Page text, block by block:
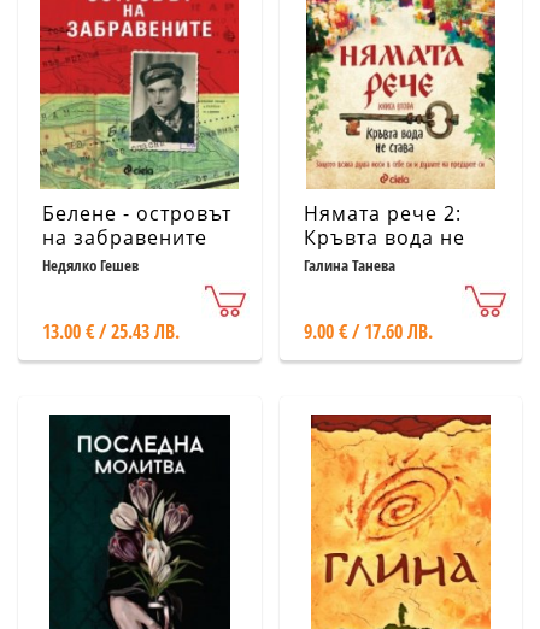
Белене - островът
на забравените
Недялко Гешев
13.00 € / 25.43 ЛВ.
Нямата рече 2:
Кръвта вода не
става
Галина Танева
9.00 € / 17.60 ЛВ.